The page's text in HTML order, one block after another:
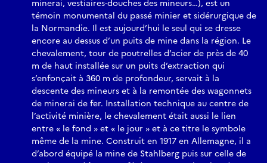
minerai, vestiaires-douches des mineurs…), est un
témoin monumental du passé minier et sidérurgique de
la Normandie. Il est aujourd’hui le seul qui se dresse
encore au dessus d’un puits de mine dans la région. Le
chevalement, tour de poutrelles d’acier de près de 40
m de haut installée sur un puits d’extraction qui
s’enfonçait à 360 m de profondeur, servait à la
descente des mineurs et à la remontée des wagonnets
de minerai de fer. Installation technique au centre de
l’activité minière, le chevalement était aussi le lien
entre « le fond » et « le jour » et à ce titre le symbole
même de la mine. Construit en 1917 en Allemagne, il a
d’abord équipé la mine de Stahlberg puis sur celle de